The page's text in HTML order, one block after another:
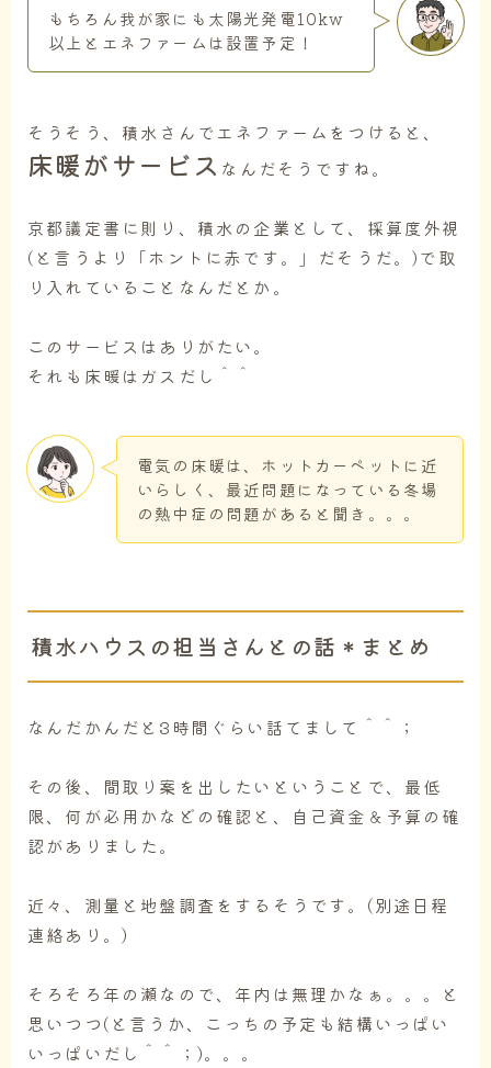
もちろん我が家にも太陽光発電10kw
以上とエネファームは設置予定！
そうそう、積水さんでエネファームをつけると、
床暖がサービス なんだそうですね。
京都議定書に則り、積水の企業として、採算度外視
(と言うより「ホントに赤です。」だそうだ。)で取
り入れていることなんだとか。
このサービスはありがたい。
それも床暖はガスだし＾＾
電気の床暖は、ホットカーペットに近
いらしく、最近問題になっている冬場
の熱中症の問題があると聞き。。。
積水ハウスの担当さんとの話＊まとめ
なんだかんだと3時間ぐらい話てまして＾＾；
その後、間取り案を出したいということで、最低
限、何が必用かなどの確認と、自己資金＆予算の確
認がありました。
近々、測量と地盤調査をするそうです。(別途日程
連絡あり。)
そろそろ年の瀬なので、年内は無理かなぁ。。。と
思いつつ(と言うか、こっちの予定も結構いっぱい
いっぱいだし＾＾；)。。。